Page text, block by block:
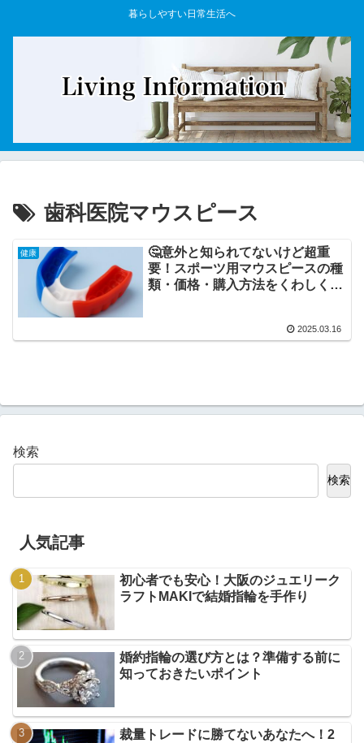
暮らしやすい日常生活へ
歯科医院マウスピース
健康
🤔意外と知られてないけど超重
要！スポーツ用マウスピースの種
類・価格・購入方法をくわしく解
2025.03.16
検索
検索
人気記事
初心者でも安心！大阪のジュエリーク
ラフトMAKIで結婚指輪を手作り
婚約指輪の選び方とは？準備する前に
知っておきたいポイント
裁量トレードに勝てないあなたへ！2